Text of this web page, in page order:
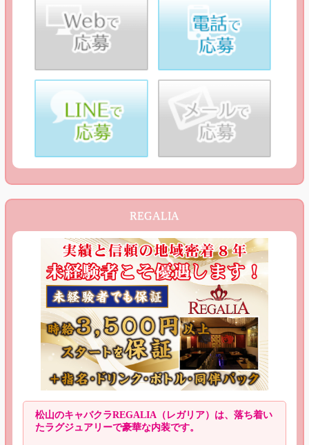
REGALIA
松山のキャバクラREGALIA（レガリア）は、落ち着い
たラグジュアリーで豪華な内装です。